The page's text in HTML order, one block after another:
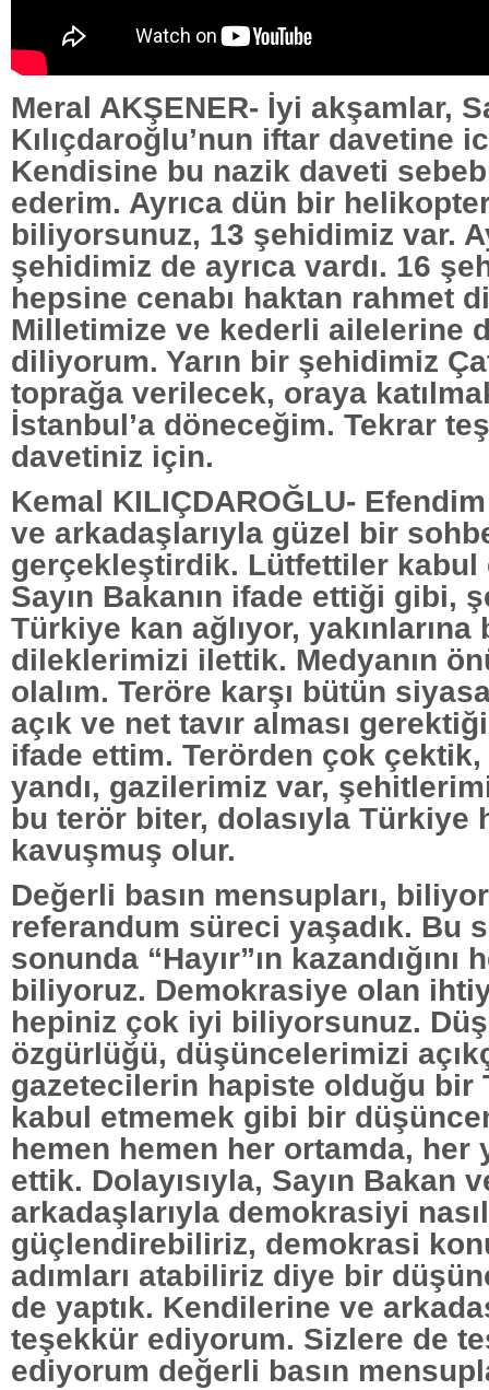
Meral AKŞENER- İyi akşamlar,
Kılıçdaroğlu’nun iftar davetine
Kendisine bu nazik daveti
ederim. Ayrıca dün bir
biliyorsunuz, 13 şehidimiz var.
şehidimiz de ayrıca vardı. 16
hepsine cenabı haktan rahmet
Milletimize ve kederli ailelerine
diliyorum. Yarın bir şehidimiz
toprağa verilecek, oraya
İstanbul’a döneceğim. Tekrar
davetiniz için.
Kemal KILIÇDAROĞLU-
ve arkadaşlarıyla güzel bir
gerçekleştirdik. Lütfettiler kabul
Sayın Bakanın ifade ettiği gibi,
Türkiye kan ağlıyor, yakınlarına
dileklerimizi ilettik. Medyanın
olalım. Teröre karşı bütün
açık ve net tavır alması
ifade ettim. Terörden çok
yandı, gazilerimiz var,
bu terör biter, dolasıyla Türkiye
kavuşmuş olur.
Değerli basın mensupları,
referandum süreci yaşadık. Bu
sonunda “Hayır”ın
biliyoruz. Demokrasiye olan
hepiniz çok iyi biliyorsunuz.
özgürlüğü, düşüncelerimizi
gazetecilerin hapiste olduğu bir
kabul etmemek gibi bir
hemen hemen her ortamda, her
ettik. Dolayısıyla, Sayın Bakan
arkadaşlarıyla demokrasiyi nasıl
güçlendirebiliriz, demokrasi
adımları atabiliriz diye bir
de yaptık. Kendilerine ve
teşekkür ediyorum. Sizlere de
ediyorum değerli basın